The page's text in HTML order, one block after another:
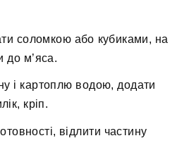
соломкою або кубиками, на
до м’яса.
і картоплю водою, додати
кріп.
відлити частину